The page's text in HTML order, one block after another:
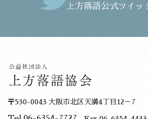
上方落語公式ツイッ
〒530-0043 大阪市北区天満4丁目12－7